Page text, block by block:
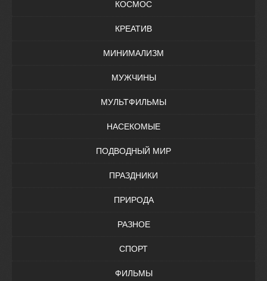
КОСМОС
КРЕАТИВ
МИНИМАЛИЗМ
МУЖЧИНЫ
МУЛЬТФИЛЬМЫ
НАСЕКОМЫЕ
ПОДВОДНЫЙ МИР
ПРАЗДНИКИ
ПРИРОДА
РАЗНОЕ
СПОРТ
ФИЛЬМЫ